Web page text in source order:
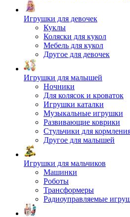
Игрушки для девочек
Куклы
Коляски для кукол
Мебель для кукол
Другое для девочек
Игрушки для малышей
Ночники
Для колясок и кроваток
Игрушки каталки
Музыкальные игрушки
Развивающие коврики
Стульчики для
Другое для малышей
Игрушки для мальчиков
Машинки
Роботы
Трансформеры
Радиоуправляемые